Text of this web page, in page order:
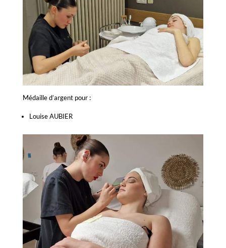
Médaille d’argent pour :
Louise AUBIER